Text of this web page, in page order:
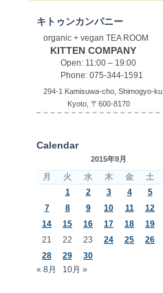
キトゥンカンパニー
organic + vegan TEA ROOM
KITTEN COMPANY
Open: 11:00 – 19:00
Phone: 075-344-1591
294-1 Kamisuwa-cho, Shimogyo-ku,
Kyoto, 〒600-8170
Calendar
2015年9月
月 火 水 木 金 土
1
2 3 4 5
7
8 9 10 11 12
14
15 16 17 18 19
21
22 23 24 25 26
28
29
30
« 8月
10月 »